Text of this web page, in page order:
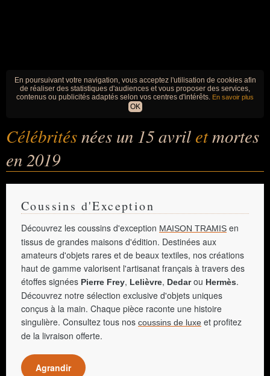
En poursuivant votre navigation, vous acceptez l'utilisation de cookies afin
de réaliser des statistiques d'audiences et vous proposer des services,
contenus ou publicités adaptés selon vos centres d'intérêts. En savoir plus
OK
Célébritésnées un 15 avril etmortes
en 2019
Coussins d'Exception
Découvrez les coussins d'exception MAISON TRAMIS en
tissus de grandes maisons d'édition. Destinées aux
amateurs d'objets rares et de beaux textiles, nos créations
haut de gamme valorisent l'artisanat français à travers des
étoffes signées Pierre Frey, Lelièvre, Dedarou Hermès.
Découvrez notre sélection exclusive d'objets uniques
conçus à la main. Chaque pièce raconte une histoire
singulière. Consultez tous nos coussins de luxe et profitez
de la livraison offerte.
Agrandir